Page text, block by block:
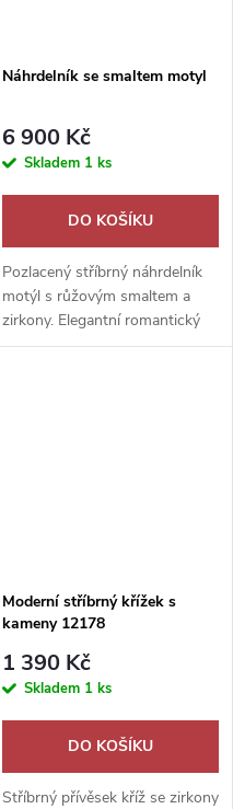
Náhrdelník se smaltem motyl
6 900 Kč
Skladem 1 ks
DO KOŠÍKU
Pozlacený stříbrný náhrdelník
motýl s růžovým smaltem a
zirkony. Elegantní romantický
šperk, který rozzáří každý outfit
Moderní stříbrný křížek s
kameny 12178
1 390 Kč
Skladem 1 ks
DO KOŠÍKU
Stříbrný přívěsek kříž se zirkony